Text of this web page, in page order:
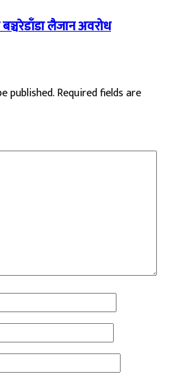
लैजान अवरोध
published.Required fields are